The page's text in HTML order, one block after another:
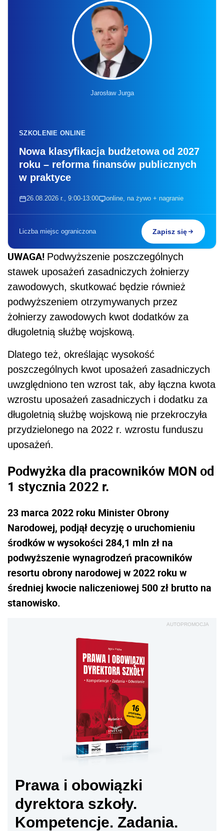
Jarosław Jurga
SZKOLENIE ONLINE
Nowa klasyfikacja budżetowa od 2027
roku – reforma finansów publicznych
w praktyce
26.08.2026 r., 9:00-13:00 online, na żywo + nagranie
Liczba miejsc ograniczona Zapisz się
UWAGA! Podwyższenie poszczególnych
stawek uposażeń zasadniczych żołnierzy
zawodowych, skutkować będzie również
podwyższeniem otrzymywanych przez
żołnierzy zawodowych kwot dodatków za
długoletnią służbę wojskową.
Dlatego też, określając wysokość
poszczególnych kwot uposażeń zasadniczych
uwzględniono ten wzrost tak, aby łączna kwota
wzrostu uposażeń zasadniczych i dodatku za
długoletnią służbę wojskową nie przekroczyła
przydzielonego na 2022 r. wzrostu funduszu
uposażeń.
Podwyżka dla pracowników MON od
1 stycznia 2022 r.
23 marca 2022 roku Minister Obrony
Narodowej, podjął decyzję o uruchomieniu
środków w wysokości 284,1 mln zł na
podwyższenie wynagrodzeń pracowników
resortu obrony narodowej w 2022 roku w
średniej kwocie naliczeniowej 500 zł brutto na
stanowisko.
AUTOPROMOCJA
Prawa i obowiązki
dyrektora szkoły.
Kompetencje. Zadania.